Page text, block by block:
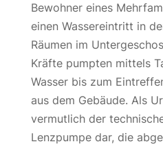
Bewohner eines
einen Wassereintritt in
Räumen im
Kräfte pumpten mittels
Wasser bis zum
aus dem Gebäude. Als
vermutlich der
Lenzpumpe dar, die